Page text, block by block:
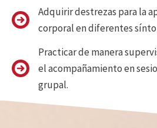
Adquirir destrezas para la
corporal en diferentes
Practicar de manera
el acompañamiento en
grupal.